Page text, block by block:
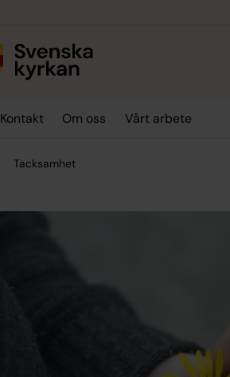
Kontakt Om oss Vårt arbete
Tacksamhet